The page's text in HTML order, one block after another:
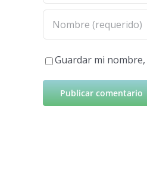
Guardar mi